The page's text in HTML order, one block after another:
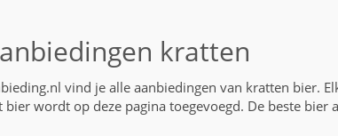
kratten
vind je alle aanbiedingen van kratten bier.
bier wordt op deze pagina toegevoegd. De beste